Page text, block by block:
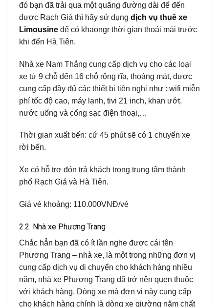
đó bạn đã trải qua một quãng đường dài để đến
được Rạch Giá thì hãy sử dụng dịch vụ thuê xe
Limousine để có khaongr thời gian thoải mái trước
khi đến Hà Tiên.
Nhà xe Nam Thắng cung cấp dịch vụ cho các loại
xe từ 9 chỗ đến 16 chỗ rộng rĩa, thoáng mát, được
cung cấp đầy đủ các thiết bị tiện nghi như : wifi miễn
phí tốc độ cao, máy lạnh, tivi 21 inch, khan ướt,
nước uống và cổng sạc điện thoại,…
Thời gian xuất bến: cứ 45 phút sẽ có 1 chuyến xe
rời bến.
Xe có hỗ trợ đón trả khách trong trung tâm thành
phố Rạch Giá và Hà Tiên.
Giá vé khoảng: 110.000VNĐ/vé
2.2. Nhà xe Phương Trang
Chắc hẳn bạn đã có ít lần nghe được cái tên
Phương Trang – nhà xe, là một trong những đơn vị
cung cấp dịch vụ di chuyển cho khách hàng nhiều
năm, nhà xe Phương Trang đã trở nên quen thuộc
với khách hàng. Dòng xe mà đơn vị này cung cấp
cho khách hàng chính là dòng xe giường nằm chất